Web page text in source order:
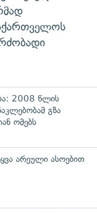
2008 წლის
გზა
ომებს
არეული ასოებით